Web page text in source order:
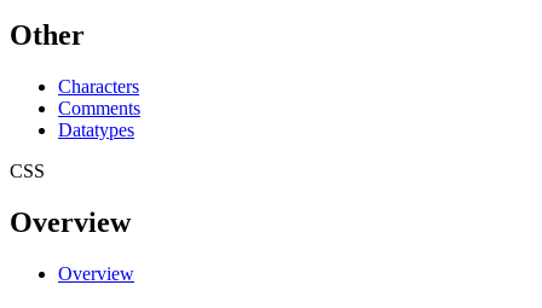
Other
Characters
Comments
Datatypes
CSS
Overview
Overview